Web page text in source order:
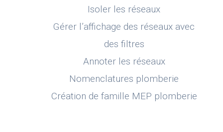
Isoler les réseaux
Gérer l’affichage des réseaux avec
des filtres
Annoter les réseaux
Nomenclatures plomberie
Création de famille MEP plomberie